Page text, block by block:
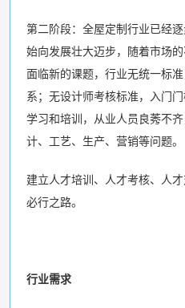
第二阶段：全屋定制行业已经
始向发展壮大迈步，随着市场
面临新的课题，行业无统一标
系；无设计师考核标准，入门
学习和培训，从业人员良莠不
计、工艺、生产、营销等问题。
建立人才培训、人才考核、人
必行之路。
行业需求